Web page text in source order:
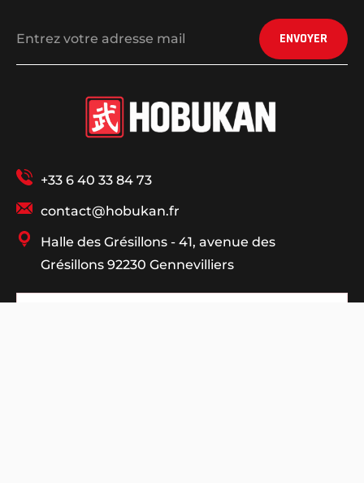
ENVOYER
+33 6 40 33 84 73
contact@hobukan.fr
Halle des Grésillons - 41, avenue des
Grésillons 92230 Gennevilliers